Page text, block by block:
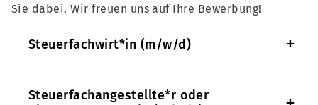
Sie dabei. Wir freuen uns auf Ihre Bewerbung!
Steuerfachwirt*in (m/w/d) +
Steuerfachangestellte*r oder